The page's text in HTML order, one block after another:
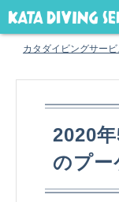
カタダイビングサー
2020
のプ